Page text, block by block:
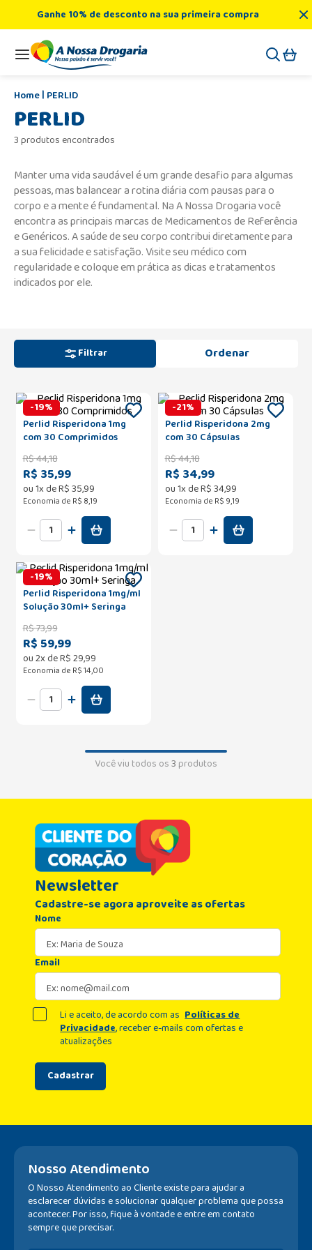
Ganhe 10% de desconto na sua primeira compra
PERLID
PERLID
3 produtos encontrados
Manter uma vida saudável é um grande desafio para algumas
pessoas, mas balancear a rotina diária com pausas para o
corpo e a mente é fundamental. Na A Nossa Drogaria você
encontra as principais marcas de Medicamentos de Referência
e Genéricos. A saúde de seu corpo contribui diretamente para
a sua felicidade e satisfação. Visite seu médico com
regularidade e coloque em prática as dicas e tratamentos
indicados por ele.
Filtrar
-19%
Perlid Risperidona 1mg
com 30 Comprimidos
R$44,18
R$ 35,99
ou1x deR$35,99
Economia de R$ 8,19
-21%
Perlid Risperidona 2mg
com 30 Cápsulas
R$44,18
R$ 34,99
ou1x deR$34,99
Economia de R$ 9,19
-19%
Perlid Risperidona 1mg/ml
Solução 30ml+ Seringa
R$73,99
R$ 59,99
ou2x deR$29,99
Economia de R$ 14,00
Você viu todos os3produtos
Newsletter
Cadastre-se agora aproveite as ofertas
Nome
Email
Cadastrar
Li e aceito, de acordo com as Políticas de
Privacidade, receber e-mails com ofertas e
atualizações
Nosso Atendimento
O Nosso Atendimento ao Cliente existe para ajudar a
esclarecer dúvidas e solucionar qualquer problema que possa
acontecer. Por isso, fique à vontade e entre em contato
sempre que precisar.